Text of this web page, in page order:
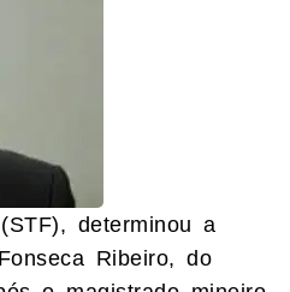
determinou a
Ribeiro, do